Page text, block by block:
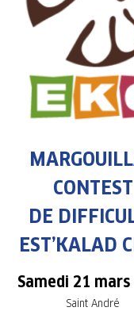
CONTEST
DE
EST’KALAD
Samedi 21 mars
Saint André